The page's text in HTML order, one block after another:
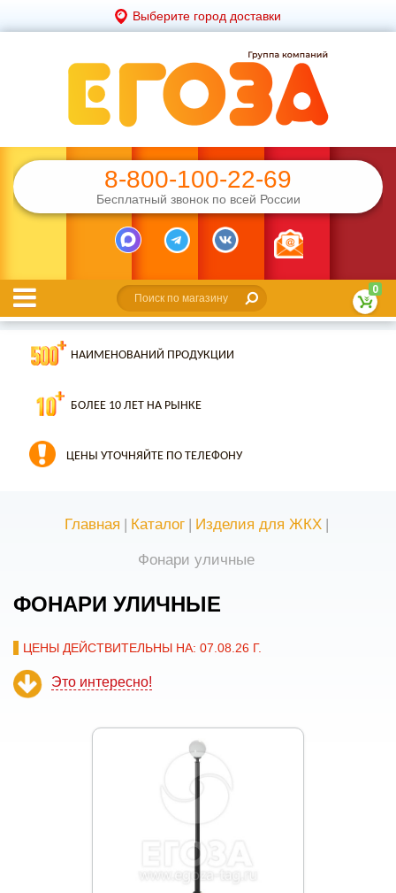
Выберите город доставки
8-800-100-22-69
Бесплатный звонок по всей России
0
НАИМЕНОВАНИЙ ПРОДУКЦИИ
БОЛЕЕ 10 ЛЕТ НА РЫНКЕ
ЦЕНЫ УТОЧНЯЙТЕ ПО ТЕЛЕФОНУ
Главная | Каталог | Изделия для ЖКХ |
Фонари уличные
ФОНАРИ УЛИЧНЫЕ
ЦЕНЫ ДЕЙСТВИТЕЛЬНЫ НА: 07.08.26 Г.
Это интересно!